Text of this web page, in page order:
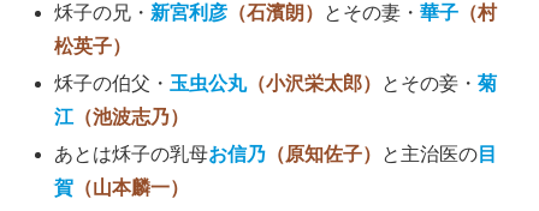
秌子の兄・ 新宮利彦 （石濱朗） とその妻・華子 （村
松英子）
秌子の伯父・ 玉虫公丸（小沢栄太郎） とその妾・菊
江 （池波志乃）
あとは秌子の乳母お信乃 （原知佐子） と主治医の 目
賀 （山本麟一）